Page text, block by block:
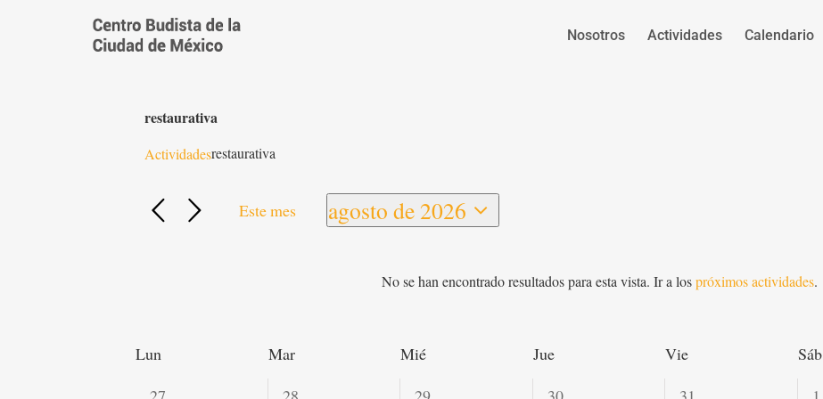
Nosotros Actividades Calendario
No se han encontrado resultados para esta vista. Ir a lospróximos actividades.
restaurativa
Actividadesrestaurativa
Este mes
agosto de 2026
Seleccionar
Calendario
Lun Mar Mié Jue Vie Sáb
0
0
0
0
0
0